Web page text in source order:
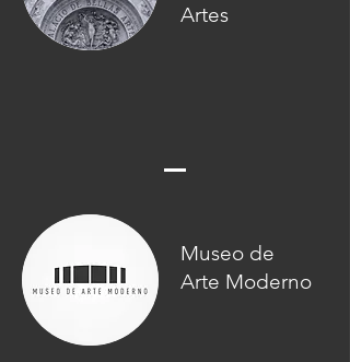
Artes
Museo de
Arte Moderno